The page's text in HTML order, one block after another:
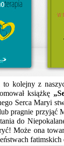
to kolejny z
książkę
Serca Maryi
pragnie przyjąć
do
Może ona